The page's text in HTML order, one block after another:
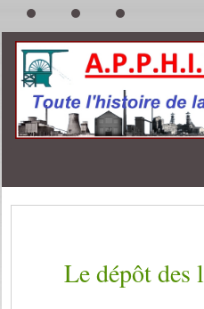
Le dépôt des